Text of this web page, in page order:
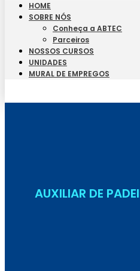
HOME
SOBRE NÓS
Conheça a ABTEC
Parceiros
NOSSOS CURSOS
UNIDADES
MURAL DE EMPREGOS
AUXILIAR DE